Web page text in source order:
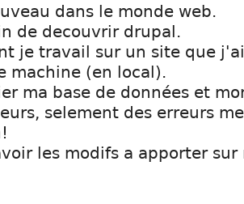
dans le monde web.
de decouvrir drupal.
je travail sur un site que
machine (en local).
ma base de données et
selement des erreurs
les modifs a apporter